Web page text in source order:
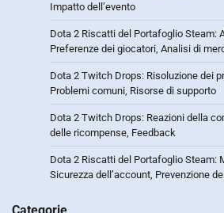
Impatto dell’evento
Dota 2 Riscatti del Portafoglio Steam:
Preferenze dei giocatori, Analisi di
Dota 2 Twitch Drops: Risoluzione dei
Problemi comuni, Risorse di supporto
Dota 2 Twitch Drops: Reazioni della
delle ricompense, Feedback
Dota 2 Riscatti del Portafoglio Steam:
Sicurezza dell’account, Prevenzione